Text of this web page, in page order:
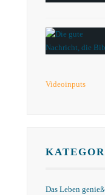
Videoinputs
Das Leben